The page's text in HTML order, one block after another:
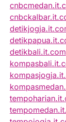
detikbali.it.com